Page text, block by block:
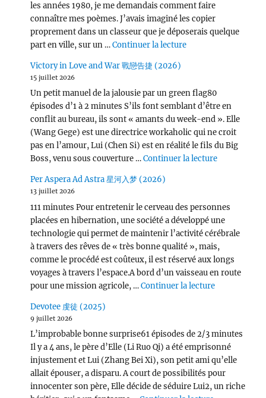
les années 1980, je me demandais comment faire
connaître mes poèmes. J’avais imaginé les copier
proprement dans un classeur que je déposerais quelque
part en ville, sur un …Continuer la lecturede « Wang Chu Ran
Victory in Love and War 戰戀告捷 (2026)
15 juillet 2026
Un petit manuel de la jalousie par un green flag80
épisodes d’1 à 2 minutes S’ils font semblant d’être en
conflit au bureau, ils sont « amants du week-end ». Elle
(Wang Gege) est une directrice workaholic qui ne croit
pas en l’amour, Lui (Chen Si) est en réalité le fils du Big
Boss, venu sous couverture …Continuer la lecturede « Victory
Per Aspera Ad Astra 星河入梦 (2026)
13 juillet 2026
111 minutes Pour entretenir le cerveau des personnes
placées en hibernation, une société a développé une
technologie qui permet de maintenir l’activité cérébrale
à travers des rêves de « très bonne qualité », mais,
comme le procédé est coûteux, il est réservé aux longs
voyages à travers l’espace.A bord d’un vaisseau en route
pour une mission agricole, …Continuer la lecturede « Per
Devotee 虔徒 (2025)
9 juillet 2026
L’improbable bonne surprise61 épisodes de 2/3 minutes
Il y a 4 ans, le père d’Elle (Li Ruo Qi) a été emprisonné
injustement et Lui (Zhang Bei Xi), son petit ami qu’elle
allait épouser, a disparu. A court de possibilités pour
innocenter son père, Elle décide de séduire Lui2, un riche